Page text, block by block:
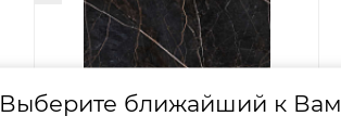
Выберите ближайший к Вам